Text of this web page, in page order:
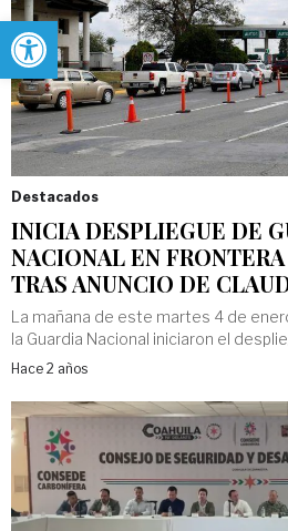
Abrir barra de herramientas
Destacados
INICIA DESPLIEGUE DE
NACIONAL EN
TRAS ANUNCIO DE
La mañana de este martes 4 de
la Guardia Nacional iniciaron el
Hace 2 años